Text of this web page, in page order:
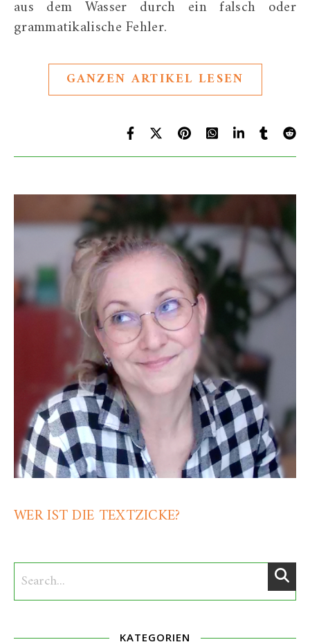
aus dem Wasser durch ein falsch oder
grammatikalische Fehler.
GANZEN ARTIKEL LESEN
WER IST DIE TEXTZICKE?
KATEGORIEN